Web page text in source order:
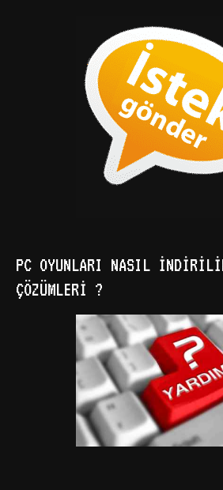
PC OYUNLARI NASIL
ÇÖZÜMLERI ?